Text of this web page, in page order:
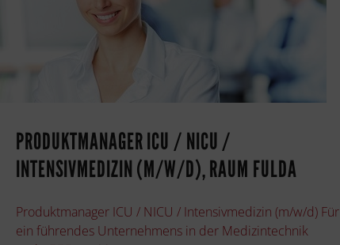
PRODUKTMANAGER ICU / NICU /
INTENSIVMEDIZIN (M/W/D), RAUM FULDA
Produktmanager ICU / NICU / Intensivmedizin (m/w/d) Für
ein führendes Unternehmens in der Medizintechnik